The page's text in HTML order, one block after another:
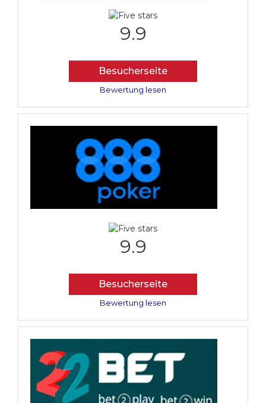
9.9
Besucherseite
Bewertung lesen
9.9
Besucherseite
Bewertung lesen